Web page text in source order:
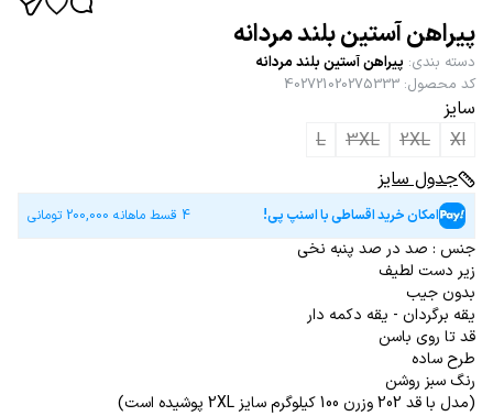
پیراهن آستین بلند مردانه
دسته بندی: پیراهن آستین بلند مردانه
کد محصول:
402721020275333
سایز
Xl
2XL
3XL
L
جدول سایز
امکان خرید اقساطی با اسنپ پی! 4 قسط ماهانه 200,000 تومانی
جنس : صد در صد پنبه نخی
زیر دست لطیف
بدون جیب
یقه برگردان - یقه دکمه دار
قد تا روی باسن
طرح ساده
رنگ سبز روشن
(مدل با قد 202 وزرن 100 کیلوگرم سایز 2XL پوشیده است)